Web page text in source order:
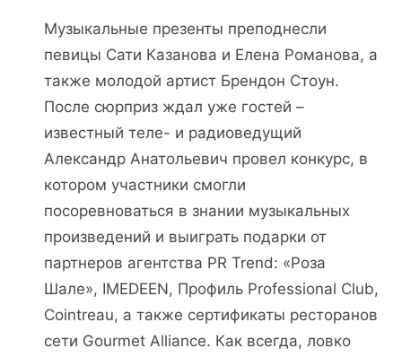
Музыкальные презенты преподнесли
певицы Сати Казанова и Елена Романова, а
также молодой артист Брендон Стоун.
После сюрприз ждал уже гостей –
известный теле- и радиоведущий
Александр Анатольевич провел конкурс, в
котором участники смогли
посоревноваться в знании музыкальных
произведений и выиграть подарки от
партнеров агентства PR Trend: «Роза
Шале», IMEDEEN, Профиль Professional Club,
Cointreau, а также сертификаты ресторанов
сети Gourmet Alliance. Как всегда, ловко